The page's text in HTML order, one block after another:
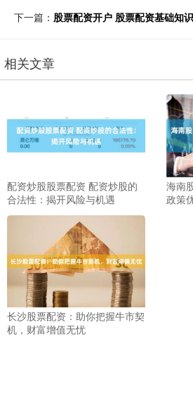
下一篇： 股票配资开户 股票配资基础知
相关文章
配资炒股股票配资 配资炒股的
合法性：揭开风险与机遇
海南
政策
长沙股票配资：助你把握牛市契
机，财富增值无忧